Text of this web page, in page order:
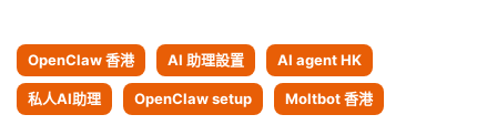
OpenClaw 香港 AI 助理設置 AI agent HK
私人AI助理 OpenClaw setup Moltbot 香港